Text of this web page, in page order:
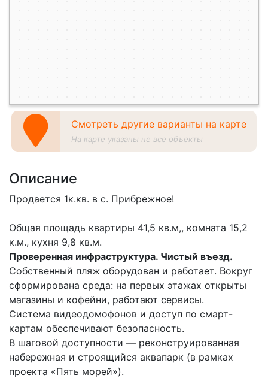
Смотреть другие варианты на карте
На карте указаны не все объекты
Описание
Продается 1к.кв. в с. Прибрежное!
Общая площадь квартиры 41,5 кв.м,, комната 15,2
к.м., кухня 9,8 кв.м.
Проверенная инфраструктура. Чистый въезд.
Собственный пляж оборудован и работает. Вокруг
сформирована среда: на первых этажах открыты
магазины и кофейни, работают сервисы.
Система видеодомофонов и доступ по смарт-
картам обеспечивают безопасность.
В шаговой доступности — реконструированная
набережная и строящийся аквапарк (в рамках
проекта «Пять морей»).